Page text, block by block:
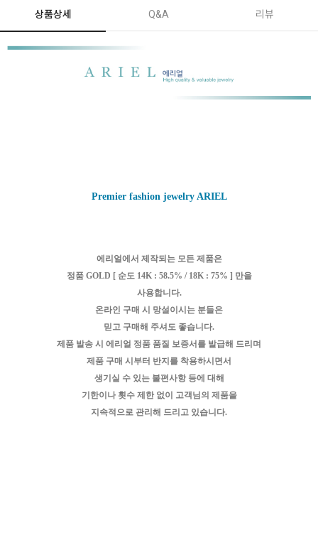
상품상세 Q&A 리뷰
Premier fashion jewelry ARIEL
에리얼에서 제작되는 모든 제품은
정품 GOLD [ 순도 14K : 58.5% / 18K : 75% ] 만을
사용합니다.
온라인 구매 시 망설이시는 분들은
믿고 구매해 주셔도 좋습니다.
제품 발송 시 에리얼 정품 품질 보증서를 발급해 드리며
제품 구매 시부터 반지를 착용하시면서
생기실 수 있는 불편사항 등에 대해
기한이나 횟수 제한 없이 고객님의 제품을
지속적으로 관리해 드리고 있습니다.